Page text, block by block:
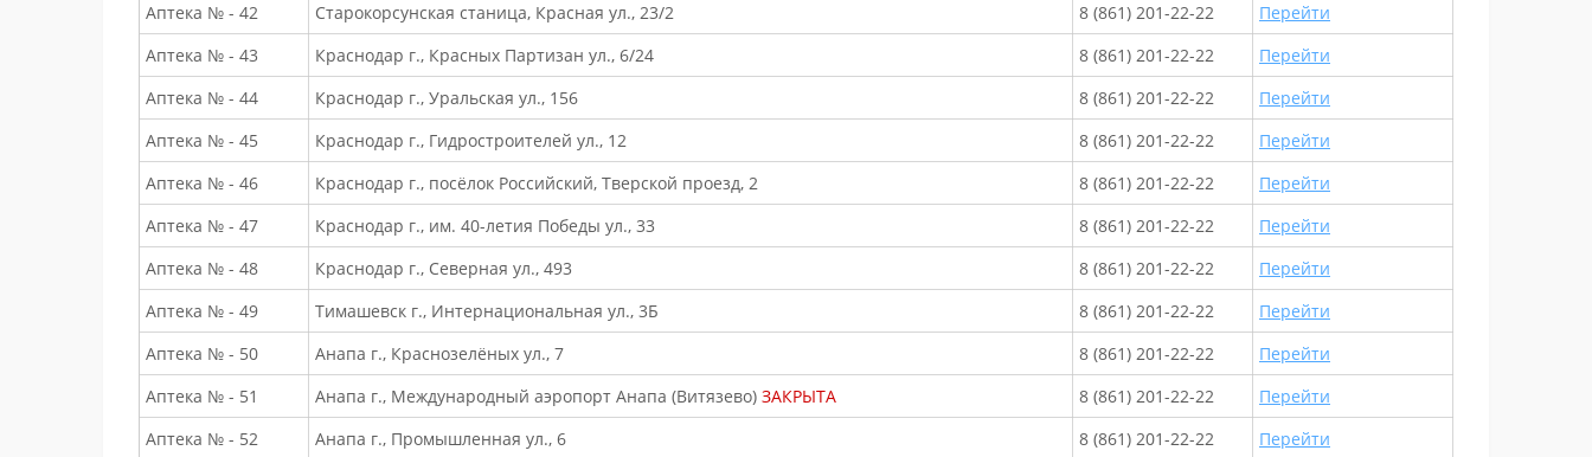
Аптека № - 42
Старокорсунская станица, Красная ул., 23/2 8 (861) 201-22-22
Перейти
Аптека № - 43
Краснодар г., Красных Партизан ул., 6/24 8 (861) 201-22-22
Перейти
Аптека № - 44
Краснодар г., Уральская ул., 156 8 (861) 201-22-22
Перейти
Аптека № - 45
Краснодар г., Гидростроителей ул., 12 8 (861) 201-22-22
Перейти
Аптека № - 46
Краснодар г., посёлок Российский, Тверской проезд, 2 8 (861) 201-22-22
Перейти
Аптека № - 47
Краснодар г., им. 40-летия Победы ул., 33 8 (861) 201-22-22
Перейти
Аптека № - 48
Краснодар г., Северная ул., 493 8 (861) 201-22-22
Перейти
Аптека № - 49
Тимашевск г., Интернациональная ул., 3Б 8 (861) 201-22-22
Перейти
Аптека № - 50
Анапа г., Краснозелёных ул., 7 8 (861) 201-22-22
Перейти
Аптека № - 51
Анапа г., Международный аэропорт Анапа (Витязево) ЗАКРЫТА 8 (861) 201-22-22
Перейти
Аптека № - 52
Анапа г., Промышленная ул., 6 8 (861) 201-22-22
Перейти